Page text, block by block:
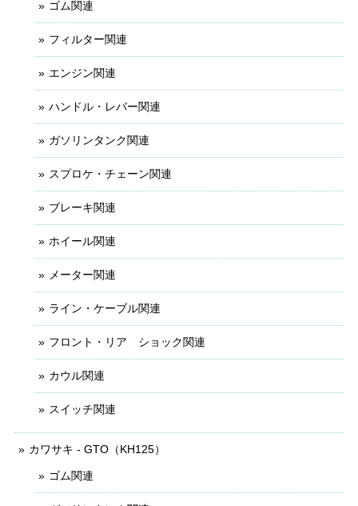
ゴム関連
フィルター関連
エンジン関連
ハンドル・レバー関連
ガソリンタンク関連
スプロケ・チェーン関連
ブレーキ関連
ホイール関連
メーター関連
ライン・ケーブル関連
フロント・リア ショック関連
カウル関連
スイッチ関連
カワサキ - GTO（KH125）
ゴム関連